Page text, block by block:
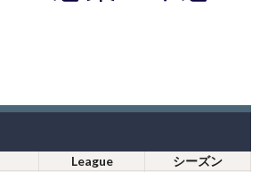
League
シーズン